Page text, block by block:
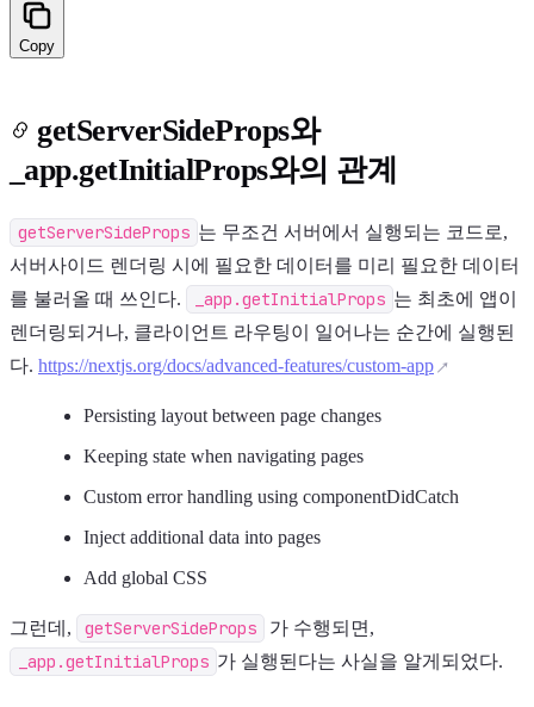
Copy
getServerSideProps와
_app.getInitialProps와의 관계
getServerSideProps 는 무조건 서버에서 실행되는 코드로,
서버사이드 렌더링 시에 필요한 데이터를 미리 필요한 데이터
를 불러올 때 쓰인다.
_app.getInitialProps 는 최초에 앱이
렌더링되거나, 클라이언트 라우팅이 일어나는 순간에 실행된
다. https://nextjs.org/docs/advanced-features/custom-app
Persisting layout between page changes
Keeping state when navigating pages
Custom error handling using componentDidCatch
Inject additional data into pages
Add global CSS
그런데, getServerSideProps 가 수행되면,
_app.getInitialProps 가 실행된다는 사실을 알게되었다.